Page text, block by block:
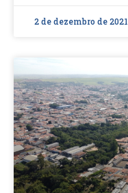
2 de dezembro de 2021